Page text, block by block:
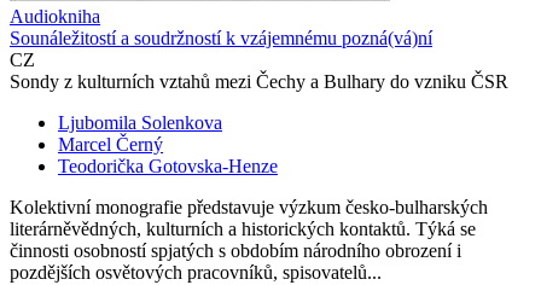
Audiokniha
Sounáležitostí a soudržností k vzájemnému pozná(vá)ní
CZ
Sondy z kulturních vztahů mezi Čechy a Bulhary do vzniku ČSR
Ljubomila Solenkova
Marcel Černý
Teodorička Gotovska-Henze
Kolektivní monografie představuje výzkum česko-bulharských
literárněvědných, kulturních a historických kontaktů. Týká se
činnosti osobností spjatých s obdobím národního obrození i
pozdějších osvětových pracovníků, spisovatelů...